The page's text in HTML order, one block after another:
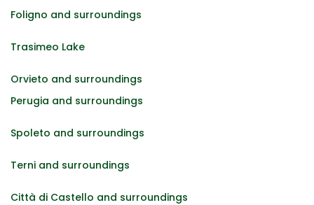
Foligno and surroundings
Trasimeo Lake
Orvieto and surroundings
Perugia and surroundings
Spoleto and surroundings
Terni and surroundings
Città di Castello and surroundings